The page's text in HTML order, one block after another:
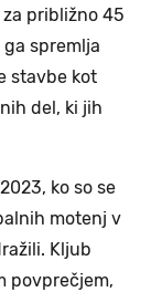
približno 45
spremlja
stavbe kot
del, ki jih
ko so se
motenj v
Kljub
povprečjem,